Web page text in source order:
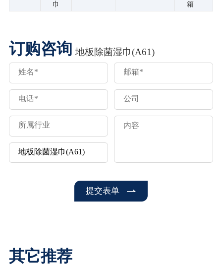
巾
箱
订购咨询 地板除菌湿巾(A61)
提交表单
其它推荐